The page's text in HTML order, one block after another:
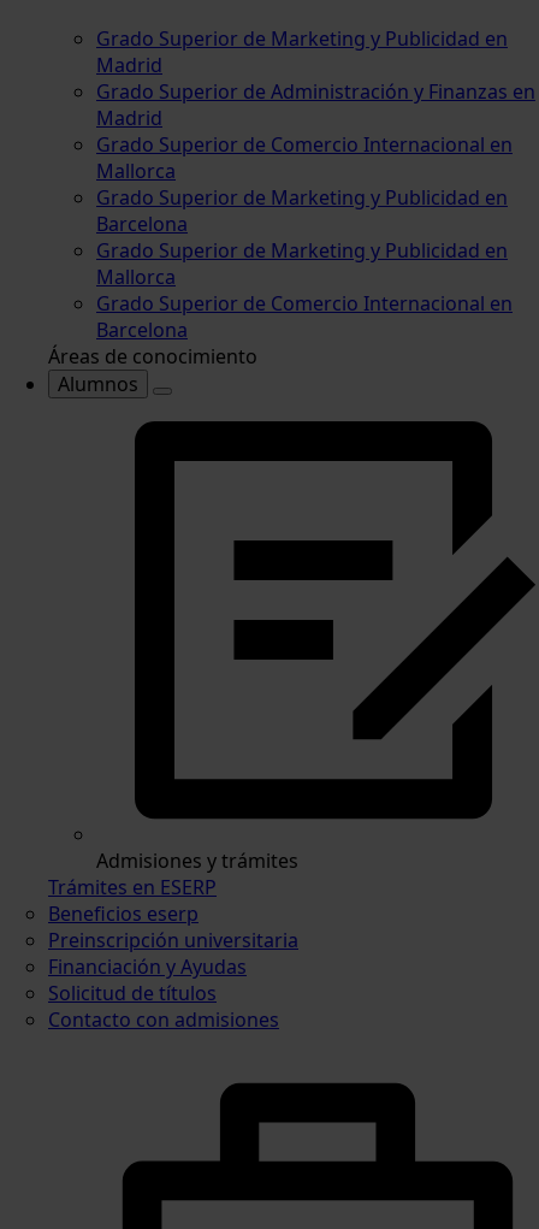
Grado Superior de Marketing y Publicidad en
Madrid
Grado Superior de Administración y Finanzas en
Madrid
Grado Superior de Comercio Internacional en
Mallorca
Grado Superior de Marketing y Publicidad en
Barcelona
Grado Superior de Marketing y Publicidad en
Mallorca
Grado Superior de Comercio Internacional en
Barcelona
Áreas de conocimiento
Alumnos
Admisiones y trámites
Trámites en ESERP
Beneficios eserp
Preinscripción universitaria
Financiación y Ayudas
Solicitud de títulos
Contacto con admisiones